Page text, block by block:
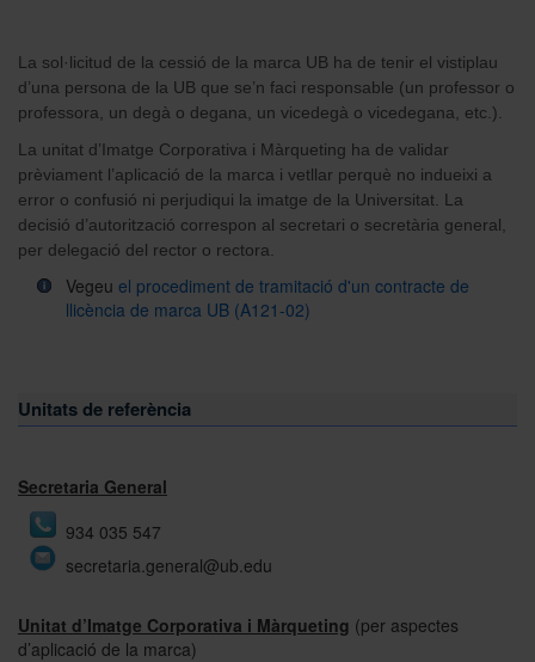
La sol·licitud de la cessió de la marca UB ha de tenir el vistiplau
d’una persona de la UB que se’n faci responsable (un professor o
professora, un degà o degana, un vicedegà o vicedegana, etc.).
La unitat d’Imatge Corporativa i Màrqueting ha de validar
prèviament l’aplicació de la marca i vetllar perquè no indueixi a
error o confusió ni perjudiqui la imatge de la Universitat. La
decisió d’autorització correspon al secretari o secretària general,
per delegació del rector o rectora.
Vegeu el procediment de tramitació d'un contracte de
llicència de marca UB (A121-02)
Unitats de referència
Secretaria General
934 035 547
secretaria.general@ub.edu
Unitat d’Imatge Corporativa i Màrqueting (per aspectes
d’aplicació de la marca)